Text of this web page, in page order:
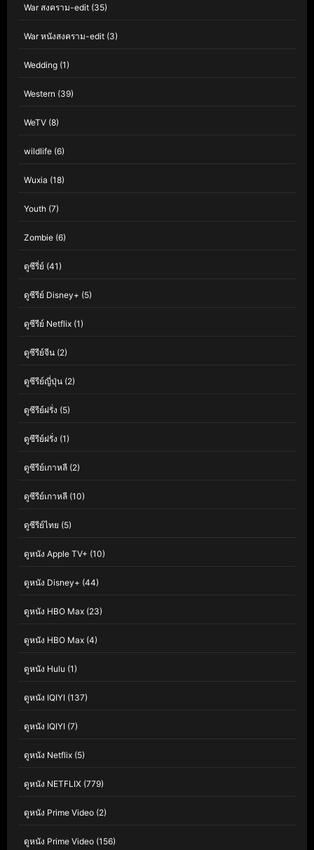
War สงคราม-edit (35)
War หนังสงคราม-edit (3)
Wedding (1)
Western (39)
WeTV (8)
wildlife (6)
Wuxia (18)
Youth (7)
Zombie (6)
ดูซีรี่ย์ (41)
ดูซีรีย์ Disney+ (5)
ดูซีรีย์ Netflix (1)
ดูซีรีย์จีน (2)
ดูซีรีย์ญี่ปุ่น (2)
ดูซีรีย์ฝรั่ง (5)
ดูซีรีย์ฝรั่ง (1)
ดูซีรีย์เกาหลี (2)
ดูซีรีย์เกาหลี (10)
ดูซีรีย์ไทย (5)
ดูหนัง Apple TV+ (10)
ดูหนัง Disney+ (44)
ดูหนัง HBO Max (23)
ดูหนัง HBO Max (4)
ดูหนัง Hulu (1)
ดูหนัง IQIYI (137)
ดูหนัง IQIYI (7)
ดูหนัง Netflix (5)
ดูหนัง NETFLIX (779)
ดูหนัง Prime Video (2)
ดูหนัง Prime Video (156)